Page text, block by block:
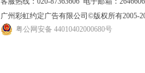
广州彩虹约定广告有限公司 ©版权所有2005-
粤公网安备 44010402000680号